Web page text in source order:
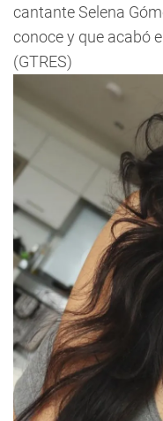
cantante Selena
conoce y que acabó
(GTRES)